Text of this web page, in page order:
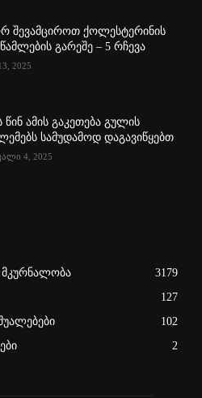
შევამციროთ ქოლესტერინის
გარეშე – 5 რჩევა
2025
წინ ამის გაკეთება გულის
სამუდამოდ დაგავიწყებთ
4, 2025
3179
127
102
2